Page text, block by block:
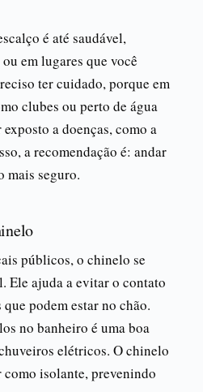
é até saudável,
em lugares que você
ter cuidado, porque em
clubes ou perto de água
a doenças, como a
a recomendação é: andar
mais seguro.
públicos, o chinelo se
Ele ajuda a evitar o contato
podem estar no chão.
no banheiro é uma boa
elétricos. O chinelo
isolante, prevenindo